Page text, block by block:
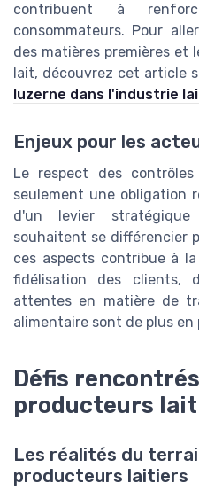
contribuent à
consommateurs. Pour
des matières premières et
lait, découvrez cet article
luzerne dans l'industrie
Enjeux pour les
Le respect des
seulement une obligation
d'un levier
souhaitent se différencier
ces aspects contribue à
fidélisation des clients,
attentes en matière de
alimentaire sont de plus en
Défis
producteurs
Les réalités du
producteurs laitiers